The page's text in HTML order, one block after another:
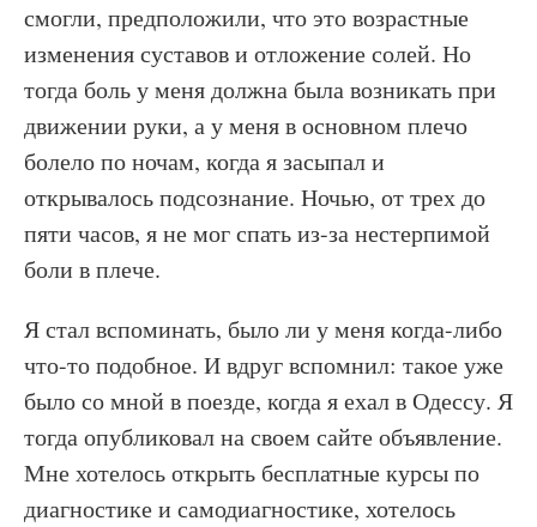
смогли, предположили, что это возрастные
изменения суставов и отложение солей. Но
тогда боль у меня должна была возникать при
движении руки, а у меня в основном плечо
болело по ночам, когда я засыпал и
открывалось подсознание. Ночью, от трех до
пяти часов, я не мог спать из-за нестерпимой
боли в плече.
Я стал вспоминать, было ли у меня когда-либо
что-то подобное. И вдруг вспомнил: такое уже
было со мной в поезде, когда я ехал в Одессу. Я
тогда опубликовал на своем сайте объявление.
Мне хотелось открыть бесплатные курсы по
диагностике и самодиагностике, хотелось